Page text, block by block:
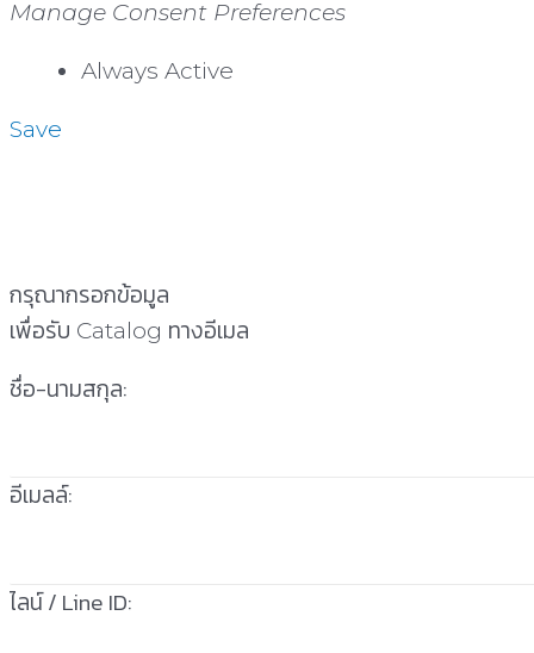
Manage Consent Preferences
Always Active
Save
กรุณากรอกข้อมูล
เพื่อรับ Catalog ทางอีเมล
ชื่อ-นามสกุล:
อีเมลล์:
ไลน์ / Line ID: